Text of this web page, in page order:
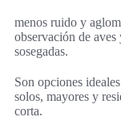
menos ruido y
observación de
sosegadas.
Son opciones
solos, mayores y
corta.